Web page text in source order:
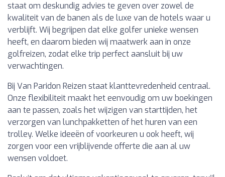
staat om deskundig advies te geven over zowel de
kwaliteit van de banen als de luxe van de hotels waar u
verblijft. Wij begrijpen dat elke golfer unieke wensen
heeft, en daarom bieden wij maatwerk aan in onze
golfreizen, zodat elke trip perfect aansluit bij uw
verwachtingen.
Bij Van Paridon Reizen staat klanttevredenheid centraal.
Onze flexibiliteit maakt het eenvoudig om uw boekingen
aan te passen, zoals het wijzigen van starttijden, het
verzorgen van lunchpakketten of het huren van een
trolley. Welke ideeën of voorkeuren u ook heeft, wij
zorgen voor een vrijblijvende offerte die aan al uw
wensen voldoet.